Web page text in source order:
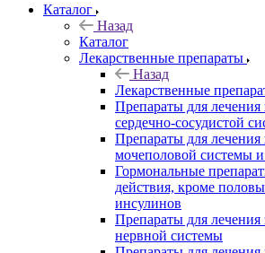
Каталог
Назад
Каталог
Лекарственные препараты
Назад
Лекарственные
Препараты для лечения
сердечно-сосудистой
Препараты для лечения
мочеполовой системы
Гормональные
действия, кроме
инсулинов
Препараты для лечения
нервной системы